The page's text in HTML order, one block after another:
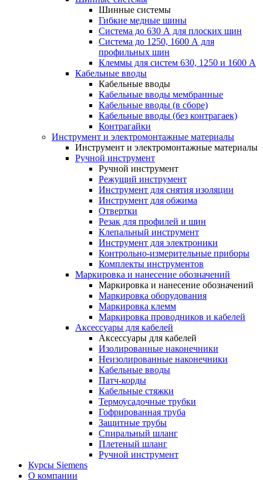
Шинные системы
Гибкие медные шины
Система до 630 А для плоских шин
Система до 1250, 1600 А для
профильных шин
Клеммы для систем 630, 1250 и 1600 А
Кабельные вводы
Кабельные вводы
Кабельные вводы мембранные
Кабельные вводы (в сборе)
Кабельные вводы (без контрагаек)
Контрагайки
Инструмент и электромонтажные материалы
Инструмент и электромонтажные материалы
Ручной инструмент
Ручной инструмент
Режущий инструмент
Инструмент для снятия изоляции
Инструмент для обжима
Отвертки
Резак для профилей и шин
Клепальный инструмент
Инструмент для электроники
Контрольно-измерительные приборы
Комплекты инструментов
Маркировка и нанесение обозначений
Маркировка и нанесение обозначений
Маркировка оборудования
Маркировка клемм
Маркировка проводников и кабелей
Аксессуары для кабелей
Аксессуары для кабелей
Изолированные наконечники
Неизолированные наконечники
Кабельные вводы
Патч-корды
Кабельные стяжки
Термоусадочные трубки
Гофрированная труба
Защитные трубы
Спиральный шланг
Плетеный шланг
Ручной инструмент
Курсы Siemens
О компании